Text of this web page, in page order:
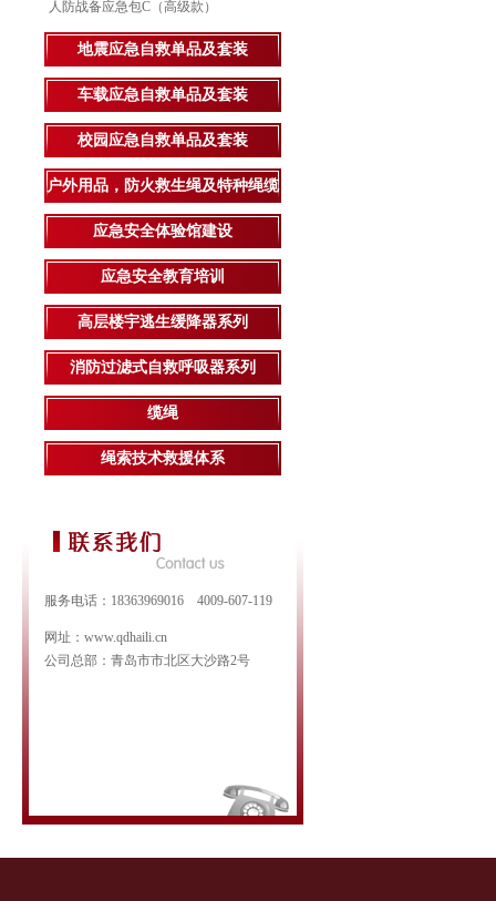
人防战备应急包C（高级款）
地震应急自救单品及套装
车载应急自救单品及套装
校园应急自救单品及套装
户外用品，防火救生绳及特种绳缆
应急安全体验馆建设
应急安全教育培训
高层楼宇逃生缓降器系列
消防过滤式自救呼吸器系列
缆绳
绳索技术救援体系
服务电话：18363969016 4009-607-119
网址：www.qdhaili.cn
公司总部：青岛市市北区大沙路2号